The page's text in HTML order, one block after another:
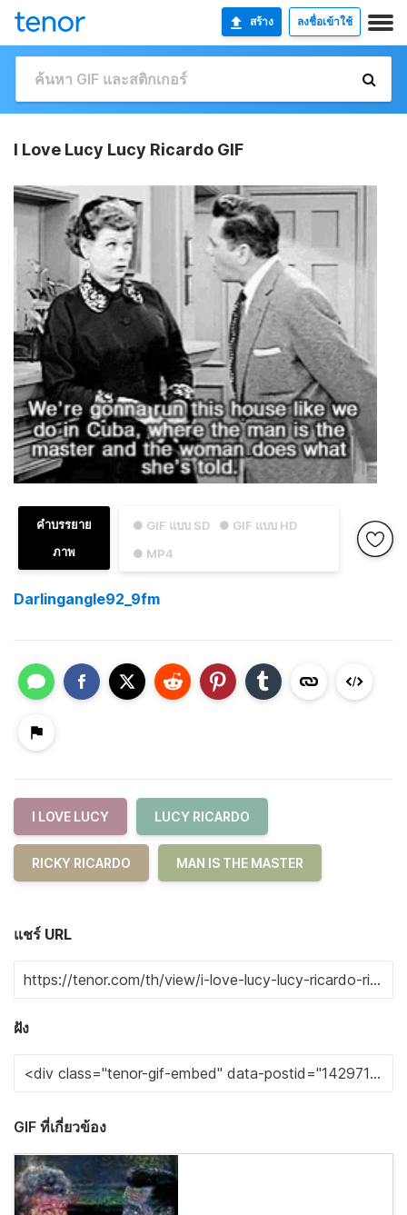
สร้าง ลงชื่อเข้าใช้
I Love Lucy Lucy Ricardo GIF
● GIF แบบ SD
● GIF แบบ HD
● MP4
คำบรรยาย
ภาพ
Darlingangle92_9fm
I LOVE LUCY LUCY RICARDO
RICKY RICARDO MAN IS THE MASTER
แชร์ URL
ฝัง
GIF ที่เกี่ยวข้อง